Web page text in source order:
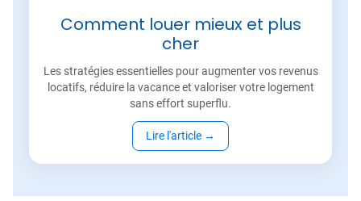
Comment louer mieux et plus
cher
Les stratégies essentielles pour augmenter vos revenus
locatifs, réduire la vacance et valoriser votre logement
sans effort superflu.
Lire l'article →